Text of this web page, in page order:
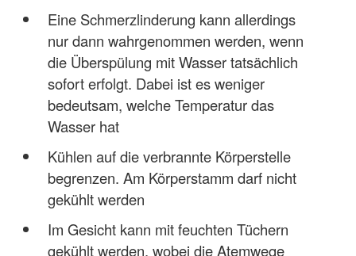
Eine Schmerzlinderung kann allerdings
nur dann wahrgenommen werden, wenn
die Überspülung mit Wasser tatsächlich
sofort erfolgt. Dabei ist es weniger
bedeutsam, welche Temperatur das
Wasser hat
Kühlen auf die verbrannte Körperstelle
begrenzen. Am Körperstamm darf nicht
gekühlt werden
Im Gesicht kann mit feuchten Tüchern
gekühlt werden, wobei die Atemwege